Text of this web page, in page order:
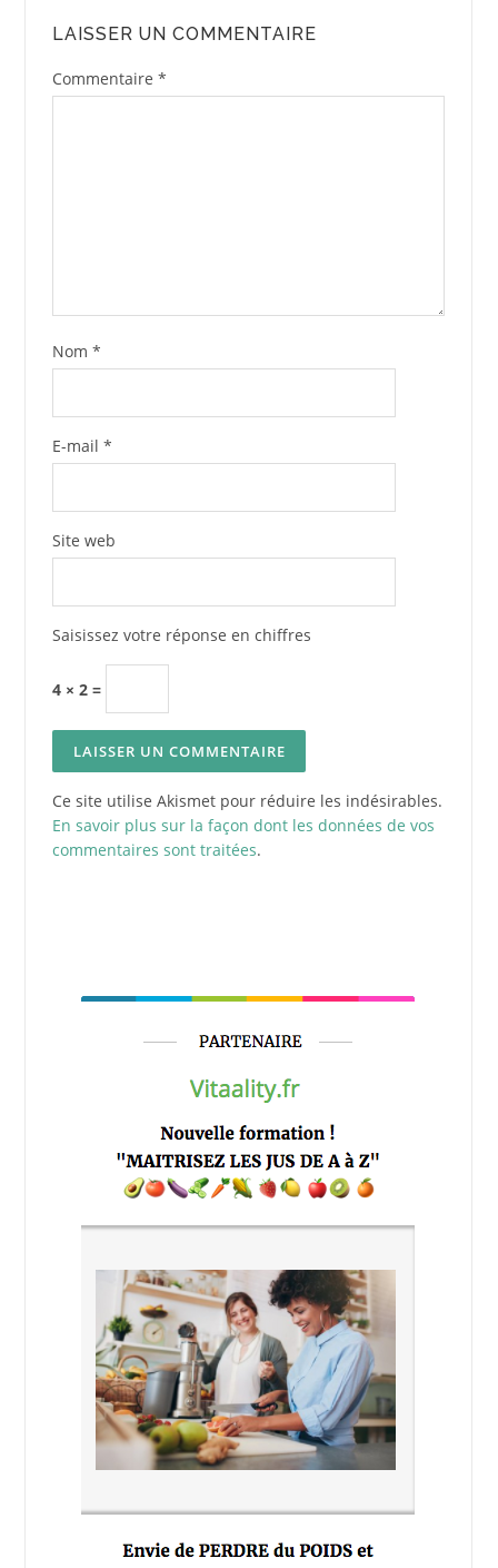
LAISSER UN COMMENTAIRE
Commentaire *
Nom *
E-mail *
Site web
Saisissez votre réponse en chiffres
4 × 2 =
Ce site utilise Akismet pour réduire les indésirables.
En savoir plus sur la façon dont les données de vos
commentaires sont traitées.